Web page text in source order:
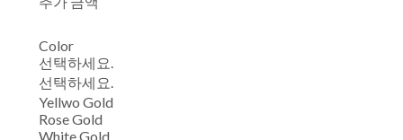
Color
선택하세요.
선택하세요.
Yellwo Gold
Rose Gold
White Gold